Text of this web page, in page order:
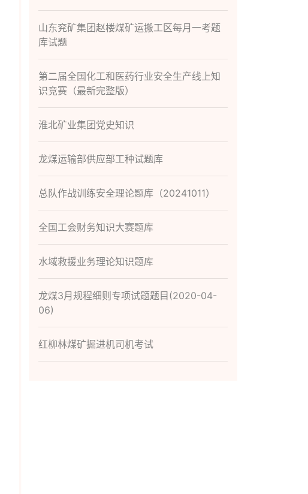
山东兖矿集团赵楼煤矿运搬工区每月一考题
库试题
第二届全国化工和医药行业安全生产线上知
识竞赛（最新完整版）
淮北矿业集团党史知识
龙煤运输部供应部工种试题库
总队作战训练安全理论题库（20241011）
全国工会财务知识大赛题库
水域救援业务理论知识题库
龙煤3月规程细则专项试题题目(2020-04-
06)
红柳林煤矿掘进机司机考试